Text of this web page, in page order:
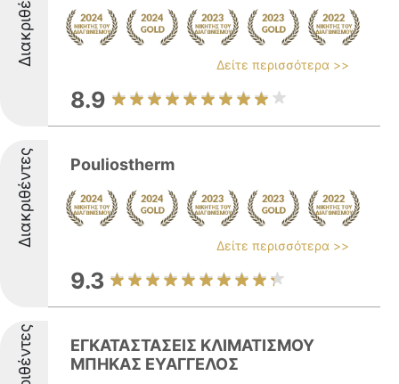
Δείτε περισσότερα >>
8.9
Διακριθέντες Pouliostherm
Δείτε περισσότερα >>
9.3
ΕΓΚΑΤΑΣΤΑΣΕΙΣ ΚΛΙΜΑΤΙΣΜΟΥ
ΜΠΗΚΑΣ ΕΥΑΓΓΕΛΟΣ